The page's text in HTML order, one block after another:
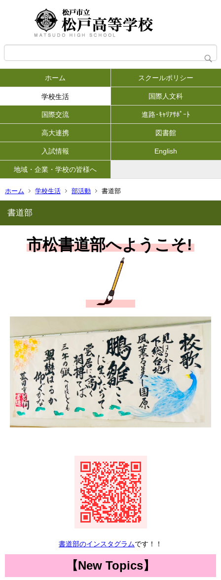
ホーム スクールポリシー
学校生活 国際人文科
国際交流 進路･ｷｬﾘｱｻﾎﾟｰﾄ
高大連携 図書館
入試情報 English
地域・企業・学校の皆様へ
ホーム 学校生活 部活動 書道部
書道部
市松書道部へようこそ!
書道部のインスタグラムです！！
【New Topics】